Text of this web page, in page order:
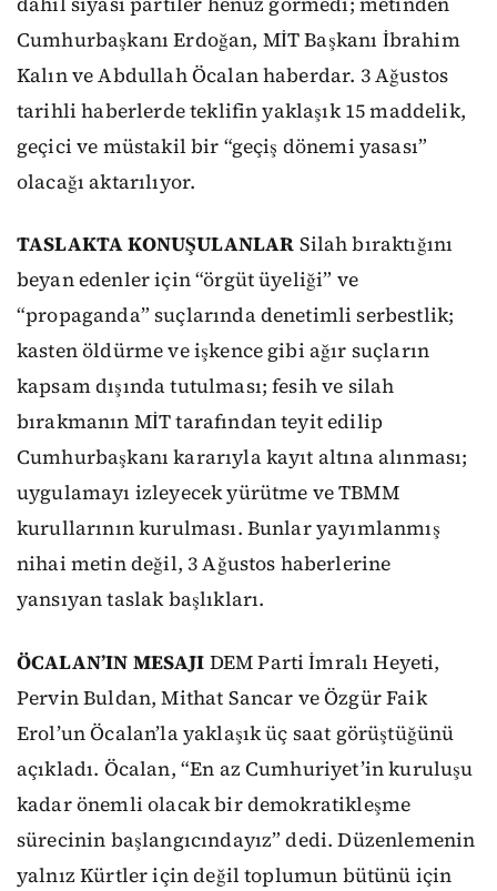
Cumhurbaşkanı Erdoğan, MİT Başkanı İbrahim
Kalın ve Abdullah Öcalan haberdar. 3 Ağustos
tarihli haberlerde teklifin yaklaşık 15 maddelik,
geçici ve müstakil bir “geçiş dönemi yasası”
olacağı aktarılıyor.
TASLAKTA KONUŞULANLAR Silah bıraktığını
beyan edenler için “örgüt üyeliği” ve
“propaganda” suçlarında denetimli serbestlik;
kasten öldürme ve işkence gibi ağır suçların
kapsam dışında tutulması; fesih ve silah
bırakmanın MİT tarafından teyit edilip
Cumhurbaşkanı kararıyla kayıt altına alınması;
uygulamayı izleyecek yürütme ve TBMM
kurullarının kurulması. Bunlar yayımlanmış
nihai metin değil, 3 Ağustos haberlerine
yansıyan taslak başlıkları.
ÖCALAN’IN MESAJI DEM Parti İmralı Heyeti,
Pervin Buldan, Mithat Sancar ve Özgür Faik
Erol’un Öcalan’la yaklaşık üç saat görüştüğünü
açıkladı. Öcalan, “En az Cumhuriyet’in kuruluşu
kadar önemli olacak bir demokratikleşme
sürecinin başlangıcındayız” dedi. Düzenlemenin
yalnız Kürtler için değil toplumun bütünü için